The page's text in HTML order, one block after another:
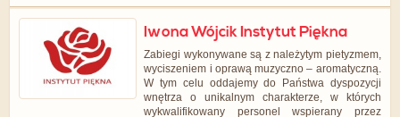
Iwona Wójcik Instytut Piękna
Zabiegi wykonywane są z należytym pietyzmem,
wyciszeniem i oprawą muzyczno – aromatyczną.
W tym celu oddajemy do Państwa dyspozycji
wnętrza o unikalnym charakterze, w których
wykwalifikowany personel wspierany przez